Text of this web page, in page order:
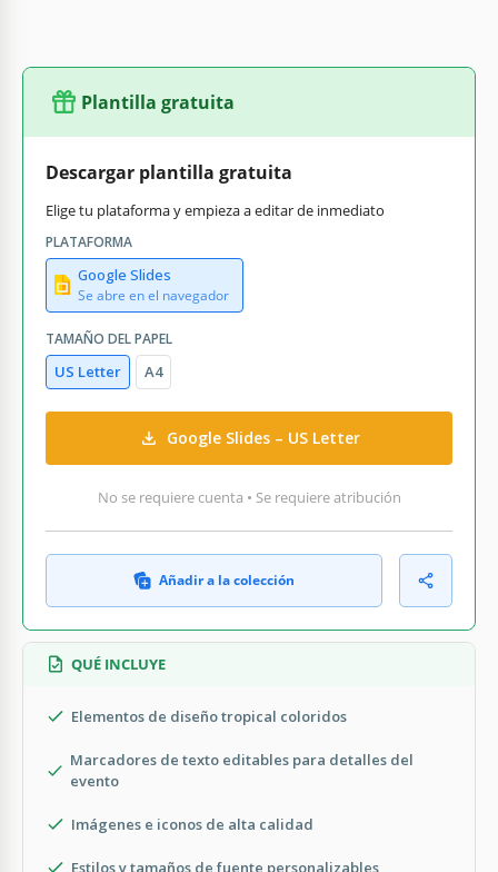
Plantilla gratuita
Descargar plantilla gratuita
Elige tu plataforma y empieza a editar de inmediato
PLATAFORMA
Google Slides
Se abre en el navegador
TAMAÑO DEL PAPEL
US Letter A4
Google Slides – US Letter
No se requiere cuenta • Se requiere atribución
Añadir a la colección
QUÉ INCLUYE
Elementos de diseño tropical coloridos
Marcadores de texto editables para detalles del
evento
Imágenes e iconos de alta calidad
Estilos y tamaños de fuente personalizables